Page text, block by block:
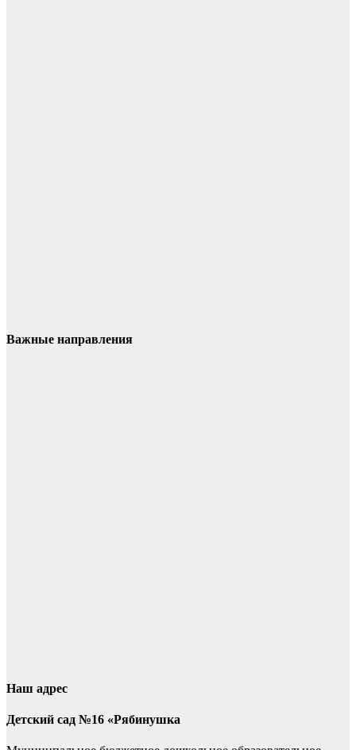
Важные направления
Наш адрес
Детский сад №16 «Рябинушка